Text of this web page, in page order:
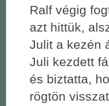
Ralf végig
azt hittük,
Julit a kezén
Juli kezdett
és biztatta,
rögtön